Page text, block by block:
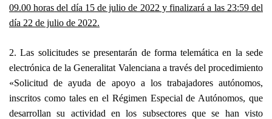
09.00 horas del día 15 de julio de 2022 y finalizará a las 23:59 del
día 22 de julio de 2022.
2. Las solicitudes se presentarán de forma telemática en la sede
electrónica de la Generalitat Valenciana a través del procedimiento
«Solicitud de ayuda de apoyo a los trabajadores autónomos,
inscritos como tales en el Régimen Especial de Autónomos, que
desarrollan su actividad en los subsectores que se han visto